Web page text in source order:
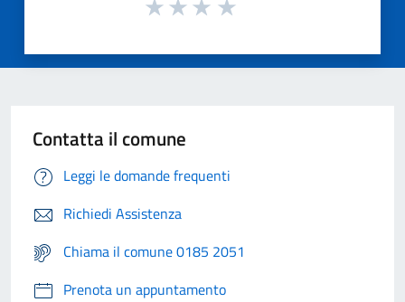
Contatta il comune
Leggi le domande frequenti
Richiedi Assistenza
Chiama il comune 0185 2051
Prenota un appuntamento